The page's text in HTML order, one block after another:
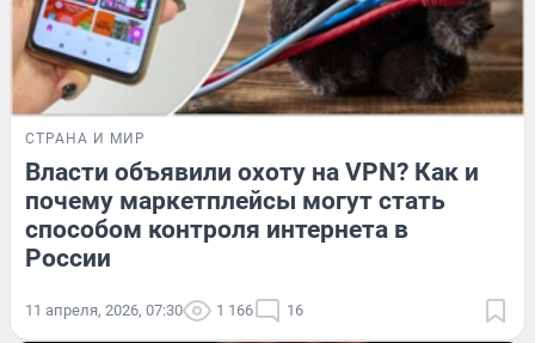
СТРАНА И МИР
Власти объявили охоту на VPN? Как и
почему маркетплейсы могут стать
способом контроля интернета в
России
11 апреля, 2026, 07:30 1 166 16